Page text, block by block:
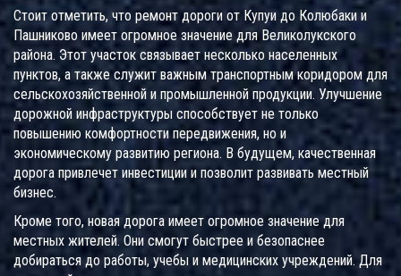
Стоит отметить, что ремонт дороги от Купуи до Колюбаки и
Пашниково имеет огромное значение для Великолукского
района. Этот участок связывает несколько населенных
пунктов, а также служит важным транспортным коридором для
сельскохозяйственной и промышленной продукции. Улучшение
дорожной инфраструктуры способствует не только
повышению комфортности передвижения, но и
экономическому развитию региона. В будущем, качественная
дорога привлечет инвестиции и позволит развивать местный
бизнес.
Кроме того, новая дорога имеет огромное значение для
местных жителей. Они смогут быстрее и безопаснее
добираться до работы, учебы и медицинских учреждений. Для